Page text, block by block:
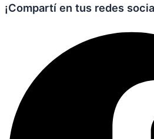
¡Compartí en tus redes